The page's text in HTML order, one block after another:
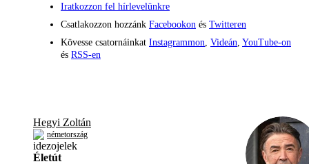
Iratkozzon fel hírlevelünkre
Csatlakozzon hozzánk Facebookon és Twitteren
Kövesse csatornáinkat Instagrammon Videán YouTube-on
és RSS-en
Hegyi Zoltán
németország
Életút